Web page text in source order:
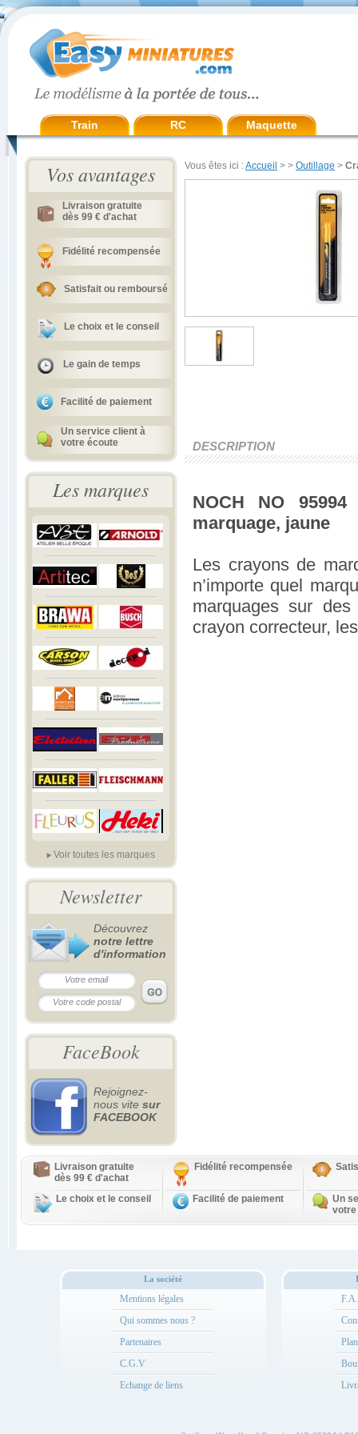
Train RC Maquette
Vos avantages
Livraison gratuite
dès 99 € d'achat
Fidélité recompensée
Satisfait ou remboursé
Le choix et le conseil
Le gain de temps
Facilité de paiement
Un service client à
votre écoute
Les marques
Voir toutes les marques
Newsletter
Découvrez
notre lettre
d'information
FaceBook
Rejoignez-
nous vite sur
FACEBOOK
Vous êtes ici :Accueil > > Outillage >
DESCRIPTION
NOCH NO
marquage, jaune
Les crayons de
n’importe quel
marquages sur
crayon correcteur,
Livraison gratuite
dès 99 € d'achat
Fidélité recompensée
Le choix et le conseil Facilité de paiement
Un
votre
La société
Mentions légales
Qui sommes nous ?
Partenaires
C.G.V
Echange de liens